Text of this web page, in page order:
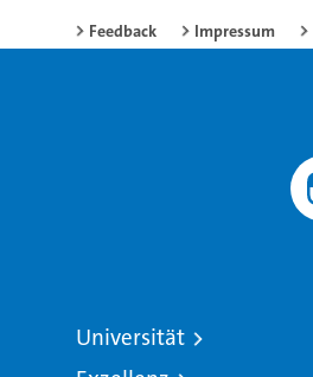
Feedback Impressum
Universität